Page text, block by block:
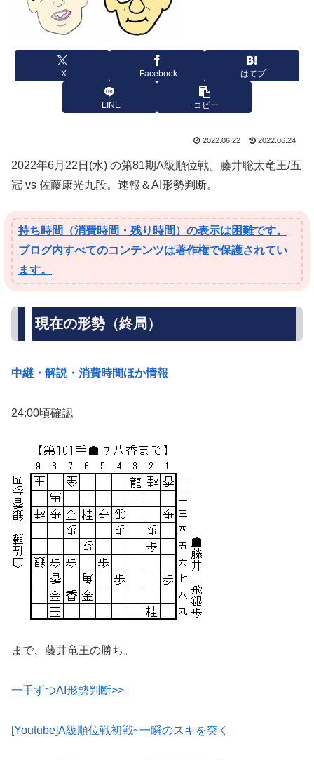
X Facebook はてブ
LINE コピー
2022.06.22 2022.06.24
2022年6月22日(水) の第81期A級順位戦。藤井聡太竜王/五
冠 vs 佐藤康光九段。速報＆AI形勢判断。
持ち時間（消費時間・残り時間）の表示は困難です。
ブログ内すべてのコンテンツは著作権で保護されてい
ます。
現在の形勢（終局）
中継・解説・消費時間ほか情報
24:00頃確認
まで、藤井竜王の勝ち。
一手ずつAI形勢判断>>
[Youtube]A級順位戦初戦~一瞬のスキを突く